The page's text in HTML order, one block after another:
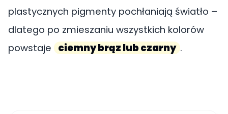
plastycznych pigmenty pochłaniają światło –
dlatego po zmieszaniu wszystkich kolorów
powstaje ciemny brąz lub czarny .